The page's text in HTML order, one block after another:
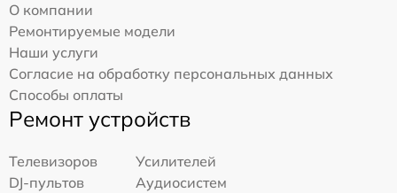
О компании
Ремонтируемые модели
Наши услуги
Согласие на обработку персональных данных
Способы оплаты
Ремонт устройств
Телевизоров
Усилителей
DJ-пультов
Аудиосистем